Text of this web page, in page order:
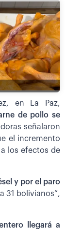
en La Paz,
de pollo se
señalaron
el incremento
los efectos de
y por el paro
31 bolivianos”,
llegará a